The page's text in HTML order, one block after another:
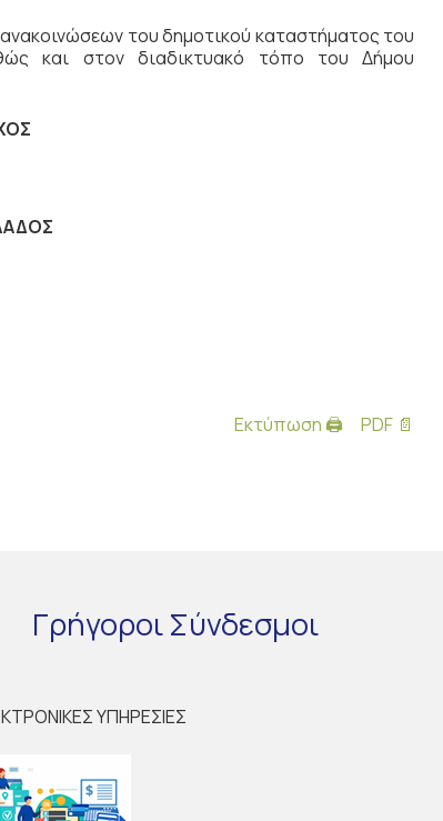
του δημοτικού καταστήματος του
και στον διαδικτυακό τόπο του Δήμου
Εκτύπωση 🖨 PDF 📄
ΓρήγοροιΣύνδεσμοι
ΥΠΗΡΕΣΙΕΣ